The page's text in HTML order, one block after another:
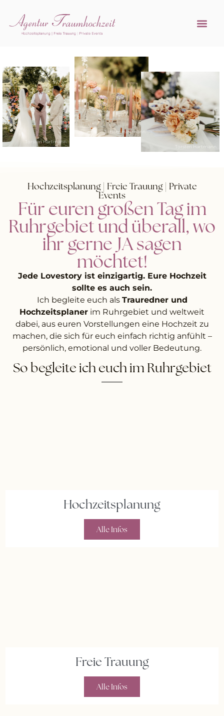
Torsten Hartmann
Torsten Hartmann
Torsten Hartmann
Hochzeitsplanung | Freie Trauung | Private
Events
Für euren großen Tag im
Ruhrgebiet und überall, wo
ihr gerne JA sagen
möchtet!
Jede Lovestory ist einzigartig. Eure Hochzeit
sollte es auch sein.
Ich begleite euch als Trauredner und
Hochzeitsplaner im Ruhrgebiet und weltweit
dabei, aus euren Vorstellungen eine Hochzeit zu
machen, die sich für euch einfach richtig anfühlt –
persönlich, emotional und voller Bedeutung.
So begleite ich euch im Ruhrgebiet
Hochzeitsplanung
Alle Infos
Freie Trauung
Alle Infos